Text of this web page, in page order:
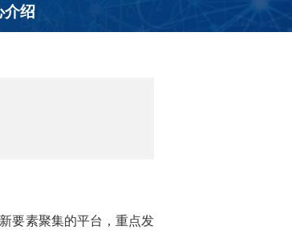
介绍
要素聚集的平台，重点发